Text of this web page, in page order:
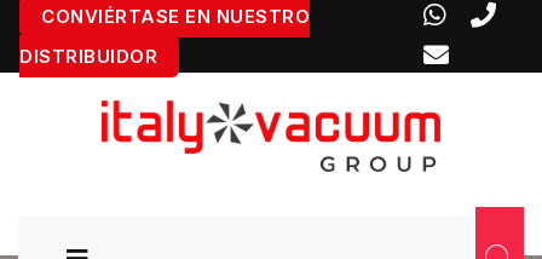
CONVIÉRTASE EN NUESTRO
DISTRIBUIDOR